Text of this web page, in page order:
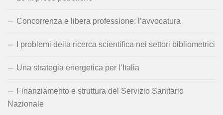
Concorrenza e libera professione: l’avvocatura
I problemi della ricerca scientifica nei settori bibliometrici
Una strategia energetica per l’Italia
Finanziamento e struttura del Servizio Sanitario
Nazionale